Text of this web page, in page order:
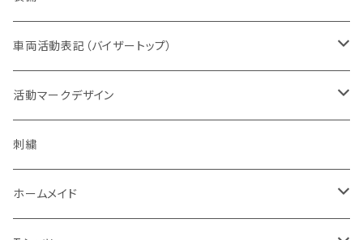
黄色系
キャップ・帽子
ベージュ系
パッチ（ワッペン）
キャップ・帽子
オフィスウエア
パブ衣装
ナイトウエア
ステージ衣装
帽子
ベルト
バッグ
ポーチ
ヘルメット
デルタブランド
乗車型
キャップ
刺繍
シルク印刷
フェイスマスク
メガネ
車両活動表記（バイザートップ）
緊急時表示
警戒表示
オリジナル
活動マークデザイン
活動チームマーク
刺繍
ホームメイド